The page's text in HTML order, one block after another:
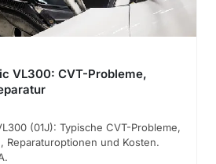
VL300: CVT-Probleme,
(01J): Typische CVT-Probleme,
Reparaturoptionen und Kosten.